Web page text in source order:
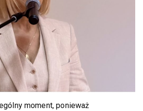
moment, ponieważ